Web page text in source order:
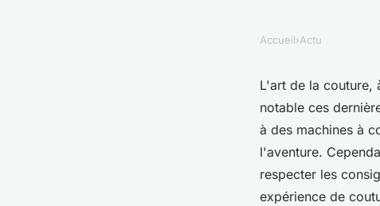
Débuter avec une
quels sont les
Accueil›Actu
L'art de la couture,
notable ces
à des machines à
l'aventure.
respecter les
expérience de